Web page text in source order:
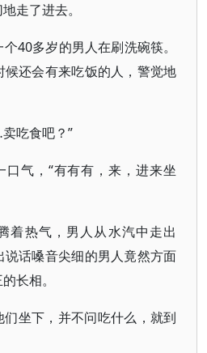
走了进去。
40多岁的男人在刷洗碗筷。
还会有来吃饭的人，警觉地
吃食吧？”
口气，“有有有，来，进来坐
着热气，男人从水汽中走出
话嗓音尖细的男人竟然方面
长相。
坐下，并不问吃什么，就到